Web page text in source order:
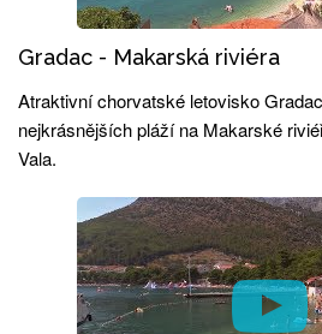
Gradac - Makarská riviéra
Atraktivní chorvatské letovisko
nejkrásnějších pláží na Makarské
Vala.